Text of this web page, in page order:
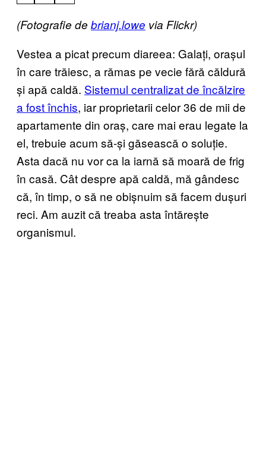
(Fotografie de brianj.lowe via Flickr)
Vestea a picat precum diareea: Galați, orașul
în care trăiesc, a rămas pe vecie fără căldură
și apă caldă. Sistemul centralizat de încălzire
a fost închis, iar proprietarii celor 36 de mii de
apartamente din oraș, care mai erau legate la
el, trebuie acum să-și găsească o soluție.
Asta dacă nu vor ca la iarnă să moară de frig
în casă. Cât despre apă caldă, mă gândesc
că, în timp, o să ne obișnuim să facem dușuri
reci. Am auzit că treaba asta întărește
organismul.